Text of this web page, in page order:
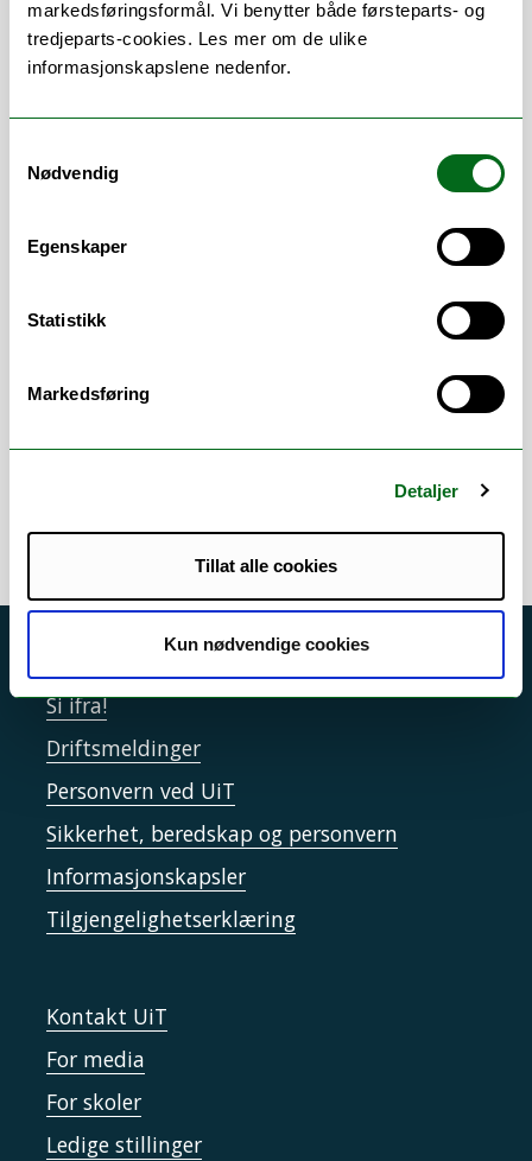
markedsføringsformål. Vi benytter både førsteparts- og
tredjeparts-cookies. Les mer om de ulike
informasjonskapslene nedenfor.
Nødvendig
Egenskaper
Statistikk
Markedsføring
Detaljer
Tillat alle cookies
Kun nødvendige cookies
Tromsø, Norway. Her research centers on
the friction between human psychology
expanding into queer culture, naturalism,
published evolutionary interpretive
Conan Doyle, and Joseph Conrad, as well as
concerning intellectual history, biocultural
theory, and poetic archetypes. In 2021, she
Evolutionary Imagination (Springer).
Error rendering component
Si ifra!
Driftsmeldinger
Personvern ved UiT
Sikkerhet, beredskap og personvern
Informasjonskapsler
Tilgjengelighetserklæring
Kontakt UiT
For media
For skoler
Ledige stillinger